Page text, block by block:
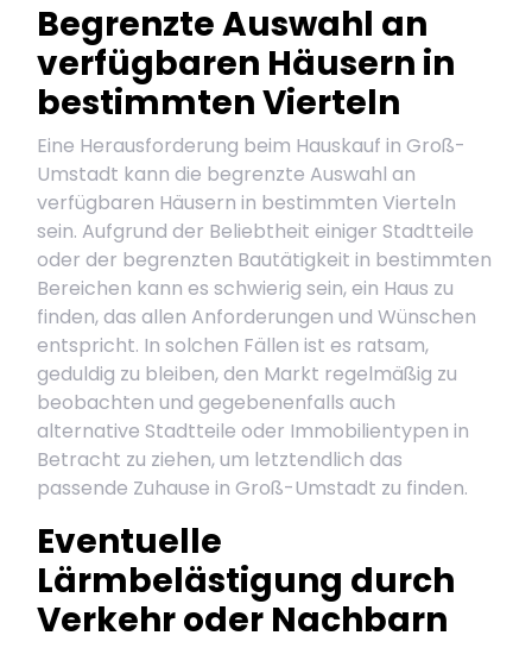
Begrenzte Auswahl an
verfügbaren Häusern in
bestimmten Vierteln
Eine Herausforderung beim Hauskauf in Groß-
Umstadt kann die begrenzte Auswahl an
verfügbaren Häusern in bestimmten Vierteln
sein. Aufgrund der Beliebtheit einiger Stadtteile
oder der begrenzten Bautätigkeit in bestimmten
Bereichen kann es schwierig sein, ein Haus zu
finden, das allen Anforderungen und Wünschen
entspricht. In solchen Fällen ist es ratsam,
geduldig zu bleiben, den Markt regelmäßig zu
beobachten und gegebenenfalls auch
alternative Stadtteile oder Immobilientypen in
Betracht zu ziehen, um letztendlich das
passende Zuhause in Groß-Umstadt zu finden.
Eventuelle
Lärmbelästigung durch
Verkehr oder Nachbarn